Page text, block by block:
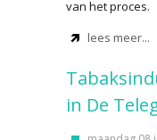
van het proces.
lees meer...
in De